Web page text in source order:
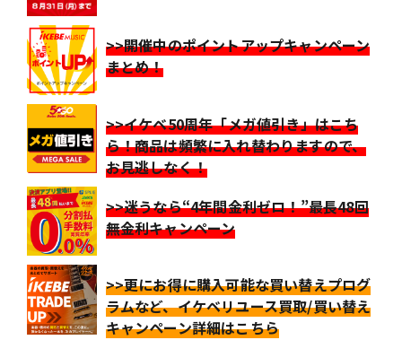
>>開催中のポイントアップキャンペーン
まとめ！
>>イケベ50周年「メガ値引き」はこち
ら！商品は頻繁に入れ替わりますので、
お見逃しなく！
>>迷うなら“4年間金利ゼロ！”最長48回
無金利キャンペーン
>>更にお得に購入可能な買い替えプログ
ラムなど、イケベリユース買取/買い替え
キャンペーン詳細はこちら